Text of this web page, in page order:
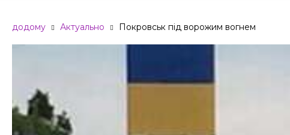
додому Актуально Покровськ під ворожим вогнем